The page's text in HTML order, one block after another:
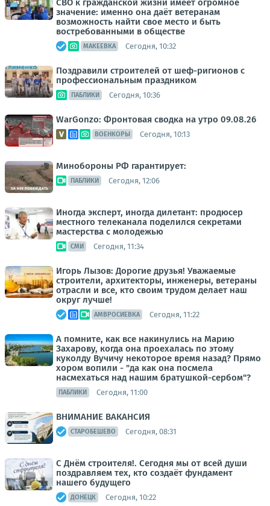
СВО к гражданской жизни имеет огромное
значение: именно она даёт ветеранам
возможность найти свое место и быть
востребованными в обществе
МАКЕЕВКА Сегодня, 10:32
Поздравили строителей от шеф-ригионов с
профессиональным праздником
ПАБЛИКИ Сегодня, 10:36
WarGonzo: Фронтовая сводка на утро 09.08.26
ВОЕНКОРЫ Сегодня, 10:13
Минобороны РФ гарантирует:
ПАБЛИКИ Сегодня, 12:06
Иногда эксперт, иногда дилетант: продюсер
местного телеканала поделился секретами
мастерства с молодежью
СМИ Сегодня, 11:34
Игорь Лызов: Дорогие друзья! Уважаемые
строители, архитекторы, инженеры, ветераны
отрасли и все, кто своим трудом делает наш
округ лучше!
АМВРОСИЕВКА Сегодня, 11:22
А помните, как все накинулись на Марию
Захарову, когда она проехалась по этому
куколду Вучичу некоторое время назад? Прямо
хором вопили - "да как она посмела
насмехаться над нашим братушкой-сербом"?
ПАБЛИКИ Сегодня, 11:00
ВНИМАНИЕ ВАКАНСИЯ
СТАРОБЕШЕВО Сегодня, 08:31
С Днём строителя!. Сегодня мы от всей души
поздравляем тех, кто создаёт фундамент
нашего будущего
ДОНЕЦК Сегодня, 10:22